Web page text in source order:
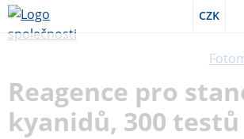
CZK
Reagence pro
kyanidů, 300 testů